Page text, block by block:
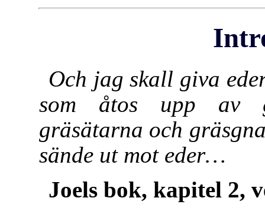
Och jag skall giva
som åtos upp av
gräsätarna och
sände ut mot eder…
Joels bok, kapitel 2,